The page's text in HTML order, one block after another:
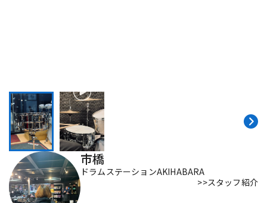
市橋
ドラムステーションAKIHABARA
>>スタッフ紹介